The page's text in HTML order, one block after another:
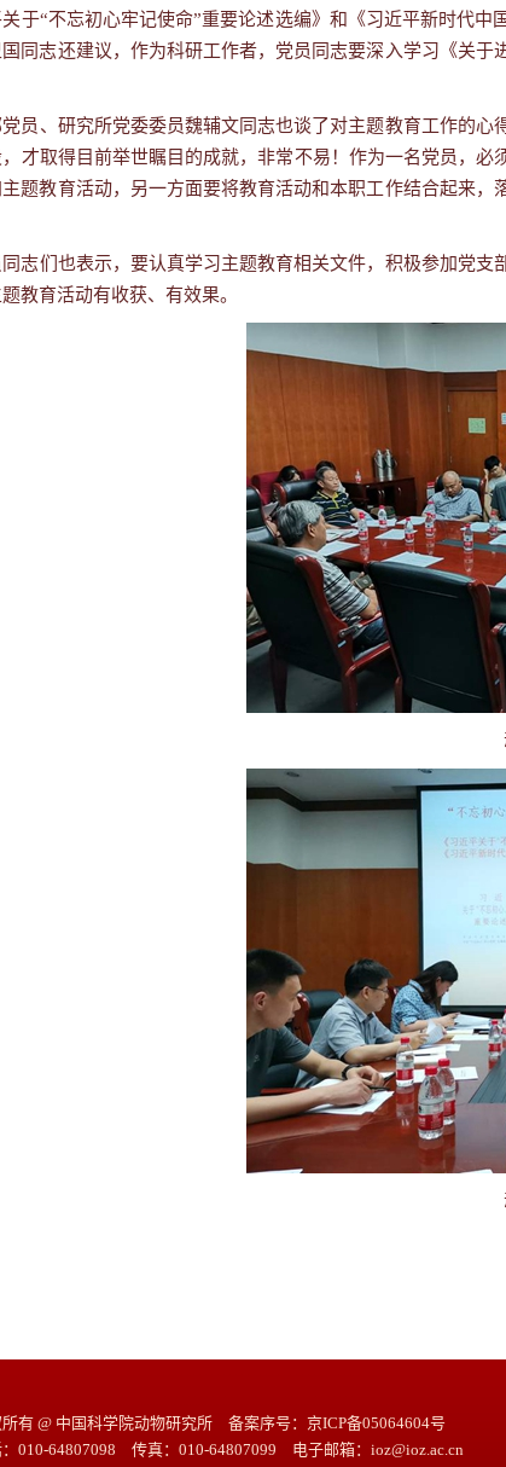
于“不忘初心牢记使命”重要论述选编》和《习近平新时代
同志还建议，作为科研工作者，党员同志要深入学习《关
员、研究所党委委员魏辅文同志也谈了对主题教育工作的
才取得目前举世瞩目的成就，非常不易！作为一名党员，
题教育活动，另一方面要将教育活动和本职工作结合起来
志们也表示，要认真学习主题教育相关文件，积极参加党
教育活动有收获、有效果。
有 @ 中国科学院动物研究所 备案序号：京ICP备05064604号
：010-64807098 传真：010-64807099 电子邮箱：ioz@ioz.ac.cn